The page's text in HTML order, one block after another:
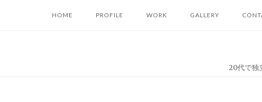
HOME PROFILE WORK GALLERY
20代で独